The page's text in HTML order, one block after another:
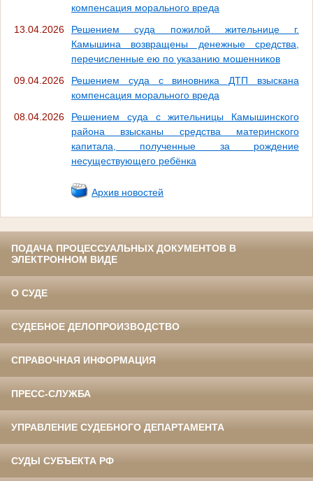
компенсация морального вреда
13.04.2026
Решением суда пожилой жительнице г.
Камышина возвращены денежные средства,
перечисленные ею по указанию мошенников
09.04.2026
Решением суда с виновника ДТП взыскана
компенсация морального вреда
08.04.2026
Решением суда с жительницы Камышинского
района взысканы средства материнского
капитала, полученные за рождение
несуществующего ребёнка
Архив новостей
ПОДАЧА ПРОЦЕССУАЛЬНЫХ ДОКУМЕНТОВ В
ЭЛЕКТРОННОМ ВИДЕ
О СУДЕ
СУДЕБНОЕ ДЕЛОПРОИЗВОДСТВО
СПРАВОЧНАЯ ИНФОРМАЦИЯ
ПРЕСС-СЛУЖБА
УПРАВЛЕНИЕ СУДЕБНОГО ДЕПАРТАМЕНТА
СУДЫ СУБЪЕКТА РФ